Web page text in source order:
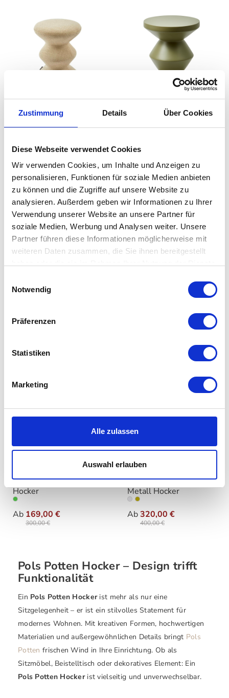
Zustimmung Details Über Cookies
Diese Webseite verwendet Cookies
Wir verwenden Cookies, um Inhalte und Anzeigen zu
personalisieren, Funktionen für soziale Medien anbieten
zu können und die Zugriffe auf unsere Website zu
analysieren. Außerdem geben wir Informationen zu Ihrer
Verwendung unserer Website an unsere Partner für
soziale Medien, Werbung und Analysen weiter. Unsere
Partner führen diese Informationen möglicherweise mit
weiteren Daten zusammen, die Sie ihnen bereitgestellt
Datenschutzerklärung
Notwendig
Präferenzen
Statistiken
Marketing
Alle zulassen
Auswahl erlauben
Pols Potten - Zig Zag
Soft Stuhl
Ab239,00 €
Pols Potten - Zig Zag
Hocker Outdoor
Ab299,00 €
Varianten
Pols Potten - Tip Tap
Pols Potten - Roman
Hocker
Ab 169,00 €
300,00 €
Farbe
Pols Potten - Zig Zag
Metall Hocker
Ab320,00 €
400,00 €
Farbe
Pols Potten Hocker – Design trifft
Funktionalität
Ein Pols Potten Hockerist mehr als nur eine
Sitzgelegenheit – er ist ein stilvolles Statement für
modernes Wohnen. Mit kreativen Formen, hochwertigen
Materialien und außergewöhnlichen Details bringt Pols
Potten frischen Wind in Ihre Einrichtung. Ob als
Sitzmöbel, Beistelltisch oder dekoratives Element: Ein
Pols Potten Hockerist vielseitig und unverwechselbar.